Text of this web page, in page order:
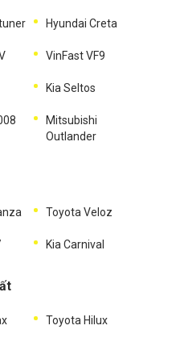
Hyundai Creta
VinFast VF9
Kia Seltos
Mitsubishi
Outlander
Toyota Veloz
Kia Carnival
Toyota Hilux